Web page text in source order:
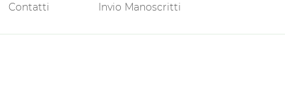
Contatti Invio Manoscritti